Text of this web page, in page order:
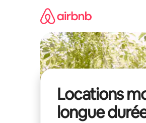
Locations
longue